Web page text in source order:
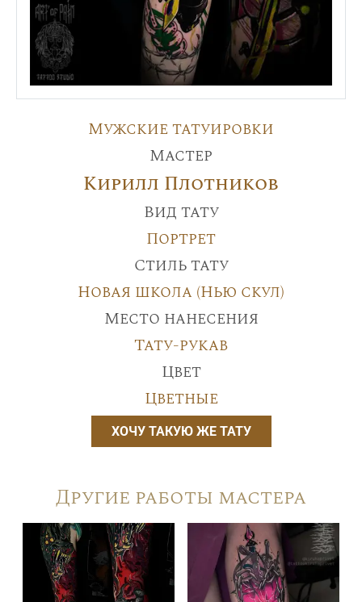
Мужские татуировки
Мастер
Кирилл Плотников
Вид тату
Портрет
Стиль тату
Новая школа (Нью скул)
Место нанесения
Тату-рукав
Цвет
Цветные
ХОЧУ ТАКУЮ ЖЕ ТАТУ
Другие работы мастера